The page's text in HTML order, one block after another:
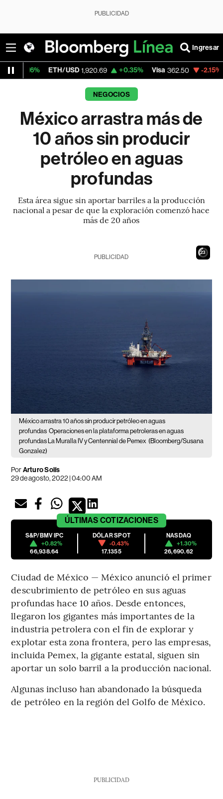
PUBLICIDAD
Ingresar
ETH/USD 1,920.69 +0.35% Visa 362.50 -2.15%
NEGOCIOS
México arrastra más de
10 años sin producir
petróleo en aguas
profundas
Esta área sigue sin aportar barriles a la producción
nacional a pesar de que la exploración comenzó hace
más de 20 años
21
PUBLICIDAD
México arrastra 10 años sin producir petróleo en aguas
profundas Operaciones en la plataforma petroleras en aguas
profundas La Muralla IV y Centennial de Pemex (Bloomberg/Susana
Gonzalez)
PorArturo Solís
29 de agosto, 2022 | 04:00 AM
ÚLTIMAS COTIZACIONES
S&P/BMV IPC
+0.82%
66,938.64
DÓLAR SPOT
-0.43%
17.1355
NASDAQ
+1.30%
26,690.62
Ciudad de México — México anunció el primer
descubrimiento de petróleo en sus aguas
profundas hace 10 años. Desde entonces,
llegaron los gigantes más importantes de la
industria petrolera con el fin de explorar y
explotar esta zona frontera, pero las empresas,
incluida Pemex, la gigante estatal, siguen sin
aportar un solo barril a la producción nacional.
Algunas incluso han abandonado la búsqueda
de petróleo en la región del Golfo de México.
PUBLICIDAD